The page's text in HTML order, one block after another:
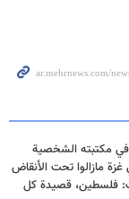
في مكتبته الشخصية
فلسطين، قصيدة كل